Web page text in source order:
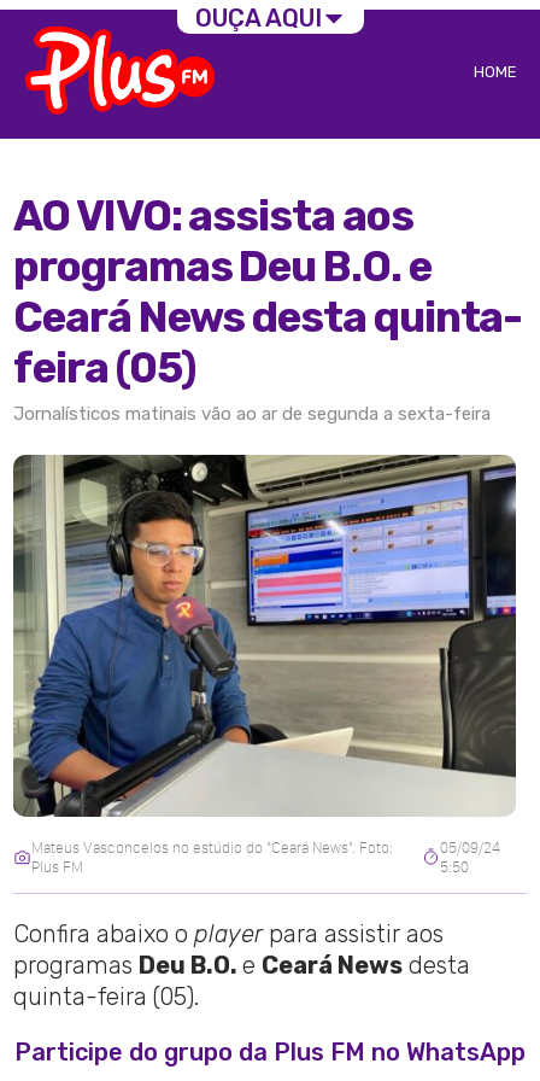
HOME
AO VIVO: assista aos
programas Deu B.O. e
Ceará News desta quinta-
feira (05)
Jornalísticos matinais vão ao ar de segunda a sexta-feira
Mateus Vasconcelos no estúdio do "Ceará News". Foto:
Plus FM
05/09/24
5:50
Confira abaixo oplayerpara assistir aos
programas Deu B.O.e Ceará News desta
quinta-feira (05).
Participe do grupo da Plus FM no WhatsApp
OUÇA AQUI